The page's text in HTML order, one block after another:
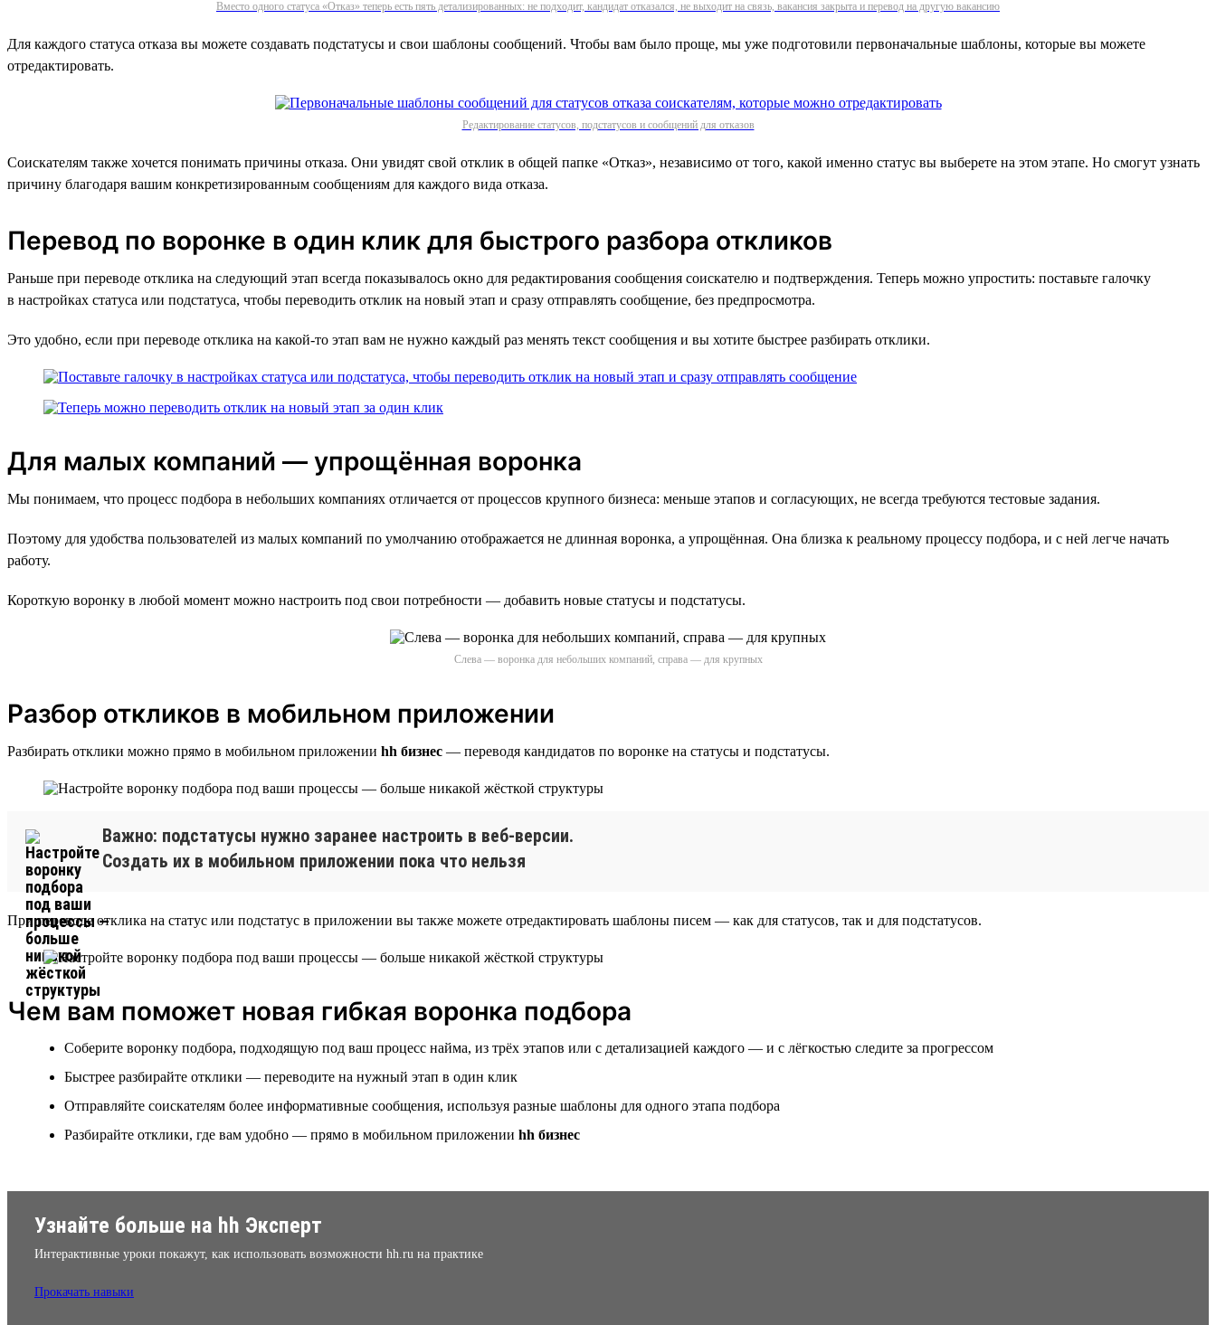
Вместо одного статуса «Отказ» теперь есть пять детализированных: не подходит, кандидат отказался, не выходит на связь, вакансия закрыта и перевод на другую вакансию
Для каждого статуса отказа вы можете создавать подстатусы и свои шаблоны сообщений. Чтобы вам было проще, мы уже подготовили первоначальные шаблоны, которые вы можете
отредактировать.
Редактирование статусов, подстатусов и сообщений для отказов
Соискателям также хочется понимать причины отказа. Они увидят свой отклик в общей папке «Отказ», независимо от того, какой именно статус вы выберете на этом этапе. Но смогут узнать
причину благодаря вашим конкретизированным сообщениям для каждого вида отказа.
Перевод по воронке в один клик для быстрого разбора откликов
Раньше при переводе отклика на следующий этап всегда показывалось окно для редактирования сообщения соискателю и подтверждения. Теперь можно упростить: поставьте галочку
в настройках статуса или подстатуса, чтобы переводить отклик на новый этап и сразу отправлять сообщение, без предпросмотра.
Это удобно, если при переводе отклика на какой-то этап вам не нужно каждый раз менять текст сообщения и вы хотите быстрее разбирать отклики.
Для малых компаний — упрощённая воронка
Мы понимаем, что процесс подбора в небольших компаниях отличается от процессов крупного бизнеса: меньше этапов и согласующих, не всегда требуются тестовые задания.
Поэтому для удобства пользователей из малых компаний по умолчанию отображается не длинная воронка, а упрощённая. Она близка к реальному процессу подбора, и с ней легче начать
работу.
Короткую воронку в любой момент можно настроить под свои потребности — добавить новые статусы и подстатусы.
Слева — воронка для небольших компаний, справа — для крупных
Разбор откликов в мобильном приложении
Разбирать отклики можно прямо в мобильном приложении hh бизнес — переводя кандидатов по воронке на статусы и подстатусы.
Важно: подстатусы нужно заранее настроить в веб-версии.
Создать их в мобильном приложении пока что нельзя
При переводе отклика на статус или подстатус в приложении вы также можете отредактировать шаблоны писем — как для статусов, так и для подстатусов.
Чем вам поможет новая гибкая воронка подбора
Соберите воронку подбора, подходящую под ваш процесс найма, из трёх этапов или с детализацией каждого — и с лёгкостью следите за прогрессом
Быстрее разбирайте отклики — переводите на нужный этап в один клик
Отправляйте соискателям более информативные сообщения, используя разные шаблоны для одного этапа подбора
Разбирайте отклики, где вам удобно — прямо в мобильном приложении hh бизнес
Узнайте больше на hh Эксперт
Интерактивные уроки покажут, как использовать возможности hh.ru на практике
Прокачать навыки